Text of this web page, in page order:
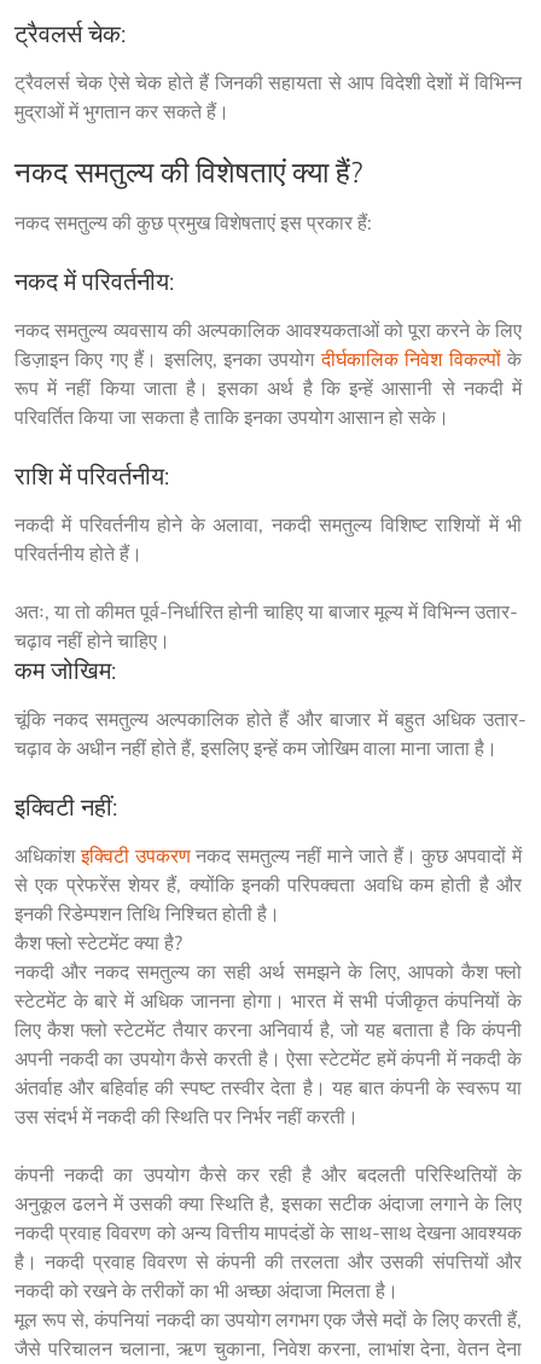
ट्रैवलर्स चेक:
ट्रैवलर्स चेक ऐसे चेक होते हैं जिनकी सहायता से आप विदेशी देशों में विभिन्न
मुद्राओं में भुगतान कर सकते हैं।
नकद समतुल्य की विशेषताएं क्या हैं?
नकद समतुल्य की कुछ प्रमुख विशेषताएं इस प्रकार हैं:
नकद में परिवर्तनीय:
नकद समतुल्य व्यवसाय की अल्पकालिक आवश्यकताओं को पूरा करने के लिए
डिज़ाइन किए गए हैं। इसलिए, इनका उपयोग दीर्घकालिक निवेश विकल्पों के
रूप में नहीं किया जाता है। इसका अर्थ है कि इन्हें आसानी से नकदी में
परिवर्तित किया जा सकता है ताकि इनका उपयोग आसान हो सके।
राशि में परिवर्तनीय:
नकदी में परिवर्तनीय होने के अलावा, नकदी समतुल्य विशिष्ट राशियों में भी
परिवर्तनीय होते हैं।
अतः, या तो कीमत पूर्व-निर्धारित होनी चाहिए या बाजार मूल्य में विभिन्न उतार-
चढ़ाव नहीं होने चाहिए।
कम जोखिम:
चूंकि नकद समतुल्य अल्पकालिक होते हैं और बाजार में बहुत अधिक उतार-
चढ़ाव के अधीन नहीं होते हैं, इसलिए इन्हें कम जोखिम वाला माना जाता है।
इक्विटी नहीं:
अधिकांश इक्विटी उपकरण नकद समतुल्य नहीं माने जाते हैं। कुछ अपवादों में
से एक प्रेफरेंस शेयर हैं, क्योंकि इनकी परिपक्वता अवधि कम होती है और
इनकी रिडेम्पशन तिथि निश्चित होती है।
कैश फ्लो स्टेटमेंट क्या है?
नकदी और नकद समतुल्य का सही अर्थ समझने के लिए, आपको कैश फ्लो
स्टेटमेंट के बारे में अधिक जानना होगा। भारत में सभी पंजीकृत कंपनियों के
लिए कैश फ्लो स्टेटमेंट तैयार करना अनिवार्य है, जो यह बताता है कि कंपनी
अपनी नकदी का उपयोग कैसे करती है। ऐसा स्टेटमेंट हमें कंपनी में नकदी के
अंतर्वाह और बहिर्वाह की स्पष्ट तस्वीर देता है। यह बात कंपनी के स्वरूप या
कंपनी नकदी का उपयोग कैसे कर रही है और बदलती परिस्थितियों के
अनुकूल ढलने में उसकी क्या स्थिति है, इसका सटीक अंदाजा लगाने के लिए
नकदी प्रवाह विवरण को अन्य वित्तीय मापदंडों के साथ-साथ देखना आवश्यक
है। नकदी प्रवाह विवरण से कंपनी की तरलता और उसकी संपत्तियों और
नकदी को रखने के तरीकों का भी अच्छा अंदाजा मिलता है।
मूल रूप से, कंपनियां नकदी का उपयोग लगभग एक जैसे मदों के लिए करती हैं,
जैसे परिचालन चलाना, ऋण चुकाना, निवेश करना, लाभांश देना, वेतन देना